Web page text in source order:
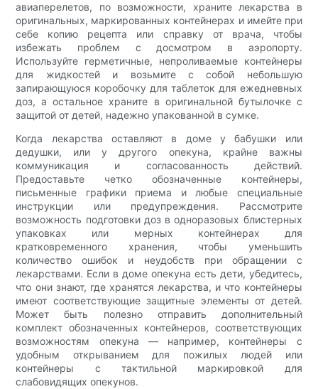
авиаперелетов, по возможности, храните лекарства в
оригинальных, маркированных контейнерах и имейте при
себе копию рецепта или справку от врача, чтобы
избежать проблем с досмотром в аэропорту.
Используйте герметичные, непроливаемые контейнеры
для жидкостей и возьмите с собой небольшую
запирающуюся коробочку для таблеток для ежедневных
доз, а остальное храните в оригинальной бутылочке с
защитой от детей, надежно упакованной в сумке.
Когда лекарства оставляют в доме у бабушки или
дедушки, или у другого опекуна, крайне важны
коммуникация и согласованность действий.
Предоставьте четко обозначенные контейнеры,
письменные графики приема и любые специальные
инструкции или предупреждения. Рассмотрите
возможность подготовки доз в одноразовых блистерных
упаковках или мерных контейнерах для
кратковременного хранения, чтобы уменьшить
количество ошибок и неудобств при обращении с
лекарствами. Если в доме опекуна есть дети, убедитесь,
что они знают, где хранятся лекарства, и что контейнеры
имеют соответствующие защитные элементы от детей.
Может быть полезно отправить дополнительный
комплект обозначенных контейнеров, соответствующих
возможностям опекуна — например, контейнеры с
удобным открыванием для пожилых людей или
контейнеры с тактильной маркировкой для
слабовидящих опекунов.